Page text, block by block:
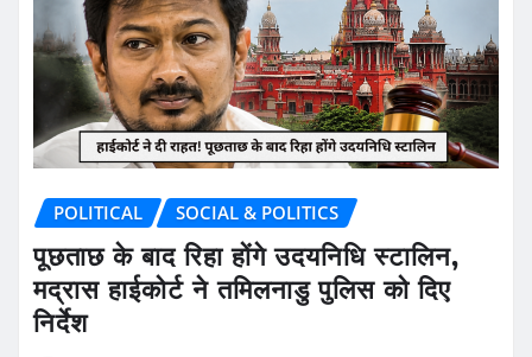
POLITICAL SOCIAL & POLITICS
पूछताछ के बाद रिहा होंगे उदयनिधि स्टालिन,
मद्रास हाईकोर्ट ने तमिलनाडु पुलिस को दिए
निर्देश